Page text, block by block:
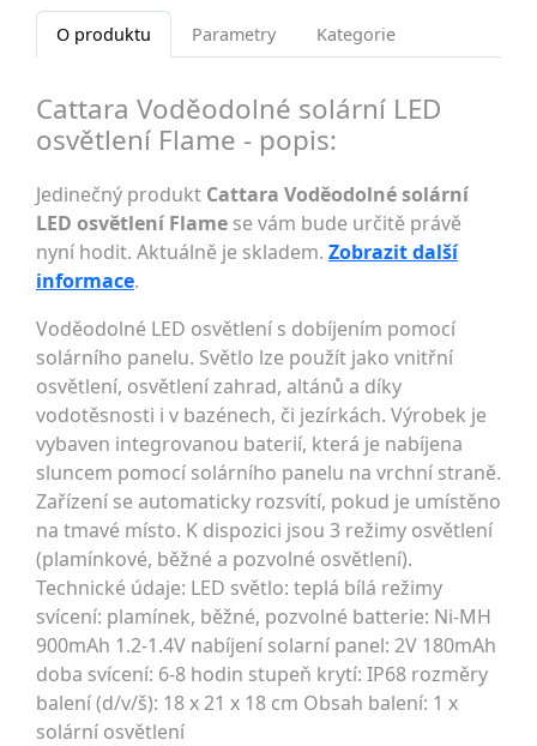
O produktu Parametry Kategorie
Cattara Voděodolné solární LED
osvětlení Flame - popis:
Jedinečný produkt Cattara Voděodolné solární
LED osvětlení Flame se vám bude určitě právě
nyní hodit. Aktuálně je skladem. Zobrazit další
informace.
Voděodolné LED osvětlení s dobíjením pomocí
solárního panelu. Světlo lze použít jako vnitřní
osvětlení, osvětlení zahrad, altánů a díky
vodotěsnosti i v bazénech, či jezírkách. Výrobek je
vybaven integrovanou baterií, která je nabíjena
sluncem pomocí solárního panelu na vrchní straně.
Zařízení se automaticky rozsvítí, pokud je umístěno
na tmavé místo. K dispozici jsou 3 režimy osvětlení
(plamínkové, běžné a pozvolné osvětlení).
Technické údaje: LED světlo: teplá bílá režimy
svícení: plamínek, běžné, pozvolné batterie: Ni-MH
900mAh 1.2-1.4V nabíjení solarní panel: 2V 180mAh
doba svícení: 6-8 hodin stupeň krytí: IP68 rozměry
balení (d/v/š): 18 x 21 x 18 cm Obsah balení: 1 x
solární osvětlení